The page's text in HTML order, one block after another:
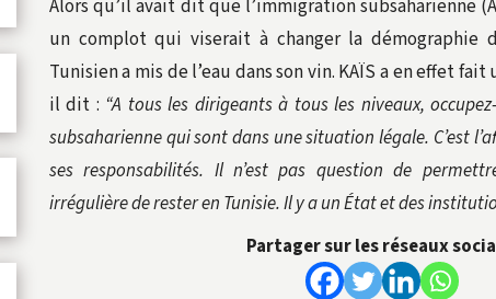
Alors qu’il avait dit que l’immigration subsaharienne
un complot qui viserait à changer la démographie
Tunisien a mis de l’eau dans son vin. KAÏS a en effet
il dit : “A tous les dirigeants à tous les niveaux,
subsaharienne qui sont dans une situation légale. C’est
ses responsabilités. Il n’est pas question de
irrégulière de rester en Tunisie. Il y a un État et des
Partager sur les réseaux